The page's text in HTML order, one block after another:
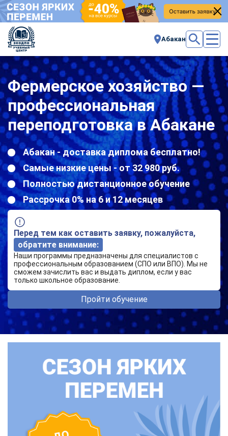
Абакан
Фермерское хозяйство —
профессиональная
переподготовка в Абакане
Абакан - доставка диплома бесплатно!
Самые низкие цены - от 32 980 руб.
Полностью дистанционное обучение
Рассрочка 0% на 6 и 12 месяцев
Перед тем как оставить заявку, пожалуйста,
обратите внимание:
Наши программы предназначены для специалистов с
профессиональным образованием (СПО или ВПО). Мы не
сможем зачислить вас и выдать диплом, если у вас
только школьное образование.
Пройти обучение